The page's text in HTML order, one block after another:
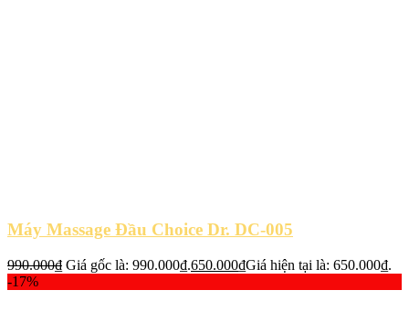
Máy Massage Đầu Choice Dr. DC-005
990.000₫ Giá gốc là: 990.000₫.650.000₫Giá hiện tại là: 650.000₫.
-17%